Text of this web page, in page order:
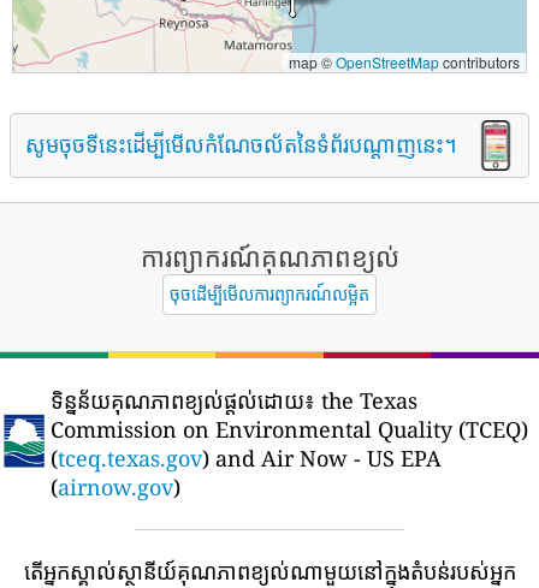
map ©OpenStreetMapcontributors
សូមចុចទីនេះដើម្បីមើលកំណែចល័តនៃទំព័របណ្តាញនេះ។
ការព្យាករណ៍គុណភាពខ្យល់
ចុចដើម្បីមើលការព្យាករណ៍លម្អិត
ទិន្នន័យគុណភាពខ្យល់ផ្តល់ដោយ៖ the Texas
Commission on Environmental Quality (TCEQ)
(tceq.texas.gov) and Air Now - US EPA
(airnow.gov)
តើអ្នកស្គាល់ស្ថានីយ៍គុណភាពខ្យល់ណាមួយនៅក្នុងតំបន់របស់អ្នក